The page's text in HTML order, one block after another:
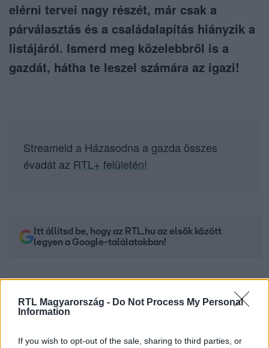
RTL Magyarország - Do Not Process My Personal
Information
If you wish to opt-out of the sale, sharing to third parties, or
elérni tervei nagy részét, már csak a
párválasztás és a családalapítás hiányzik a
listájáról. Ismerd meg közelebbről is a
gazdát, hátha te leszel számára az igazi!
Streameld a Házasodna a gazda összes
évadát az RTL+ felületén!
Itt állítsd be, hogy az RTL.hu az elsők között
legyen a Google-találatokban!